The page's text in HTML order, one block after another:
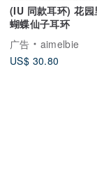
(IU 同款耳环) 花园
蝴蝶仙子耳环
广告
aimelbie
US$ 30.80